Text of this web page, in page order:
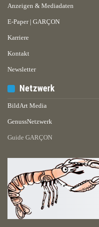
Anzeigen & Mediadaten
E-Paper | GARÇON
Karriere
Kontakt
Newsletter
Netzwerk
BildArt Media
GenussNetzwerk
Guide GARÇON